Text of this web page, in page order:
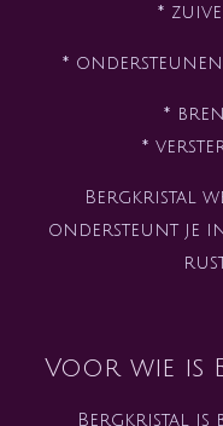
*
*
*
*
Bergkristal
ondersteunt je
Voor wie is
Bergkristal is